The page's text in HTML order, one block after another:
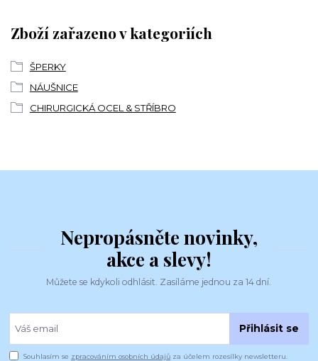
Zboží zařazeno v kategoriích
ŠPERKY
NÁUŠNICE
CHIRURGICKÁ OCEL & STŘÍBRO
Nepropásněte novinky,
akce a slevy!
Můžete se kdykoli odhlásit. Zasíláme jednou za 14 dní.
Přihlásit se
Souhlasím se zpracováním osobních údajů za účelem rozesílky newsletteru.